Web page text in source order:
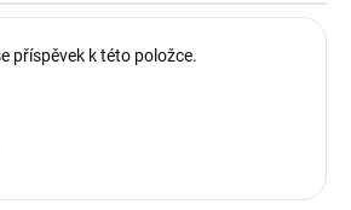
příspěvek k této položce.